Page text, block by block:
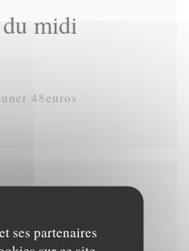
ses partenaires
midi
48euros